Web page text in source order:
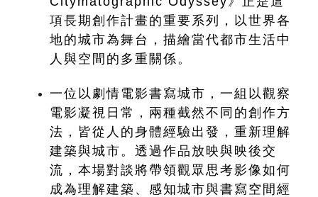
項長期創作計畫的重要系列，以世界各
地的城市為舞台，描繪當代都市生活中
人與空間的多重關係。
一位以劇情電影書寫城市，一組以觀察
電影凝視日常，兩種截然不同的創作方
法，皆從人的身體經驗出發，重新理解
建築與城市。透過作品放映與映後交
流，本場對談將帶領觀眾思考影像如何
成為理解建築、感知城市與書寫空間經